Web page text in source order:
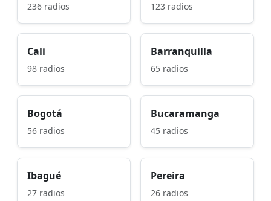
236 radios 123 radios
Cali
98 radios
Barranquilla
65 radios
Bogotá
56 radios
Bucaramanga
45 radios
Ibagué
27 radios
Pereira
26 radios